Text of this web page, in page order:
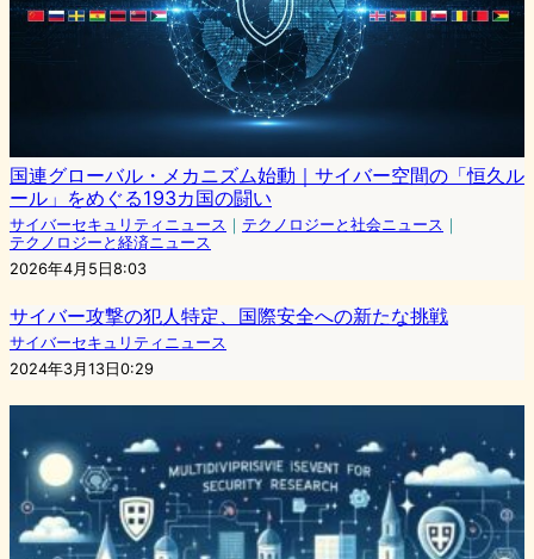
国連グローバル・メカニズム始動｜サイバー空間の「恒久ル
ール」をめぐる193カ国の闘い
サイバーセキュリティニュース ｜ テクノロジーと社会ニュース ｜
テクノロジーと経済ニュース
2026年4月5日8:03
サイバー攻撃の犯人特定、国際安全への新たな挑戦
サイバーセキュリティニュース
2024年3月13日0:29